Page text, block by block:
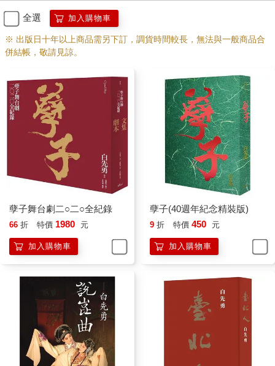
全選 加入購物車
※ 出版日十年以上商品需另下訂，調貨時間較長，無法與一般商品合
併結帳，敬請見諒。
孽子舞台劇二○二○全紀錄
66 折 特價 1980 元
加入購物車
孽子(40週年紀念精裝版)
9 折 特價 450 元
加入購物車